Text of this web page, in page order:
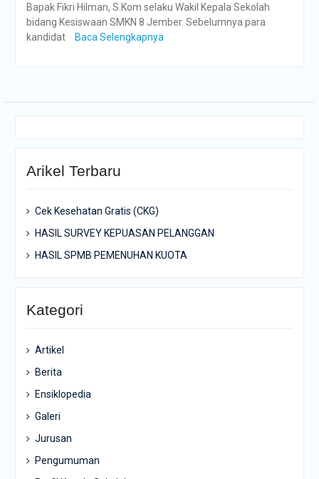
Bapak Fikri Hilman, S.Kom selaku Wakil Kepala Sekolah
bidang Kesiswaan SMKN 8 Jember. Sebelumnya para
kandidat
Baca Selengkapnya
Arikel Terbaru
Cek Kesehatan Gratis (CKG)
HASIL SURVEY KEPUASAN PELANGGAN
HASIL SPMB PEMENUHAN KUOTA
Kategori
Artikel
Berita
Ensiklopedia
Galeri
Jurusan
Pengumuman